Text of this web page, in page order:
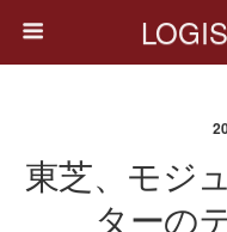
東芝、モジ
ターの